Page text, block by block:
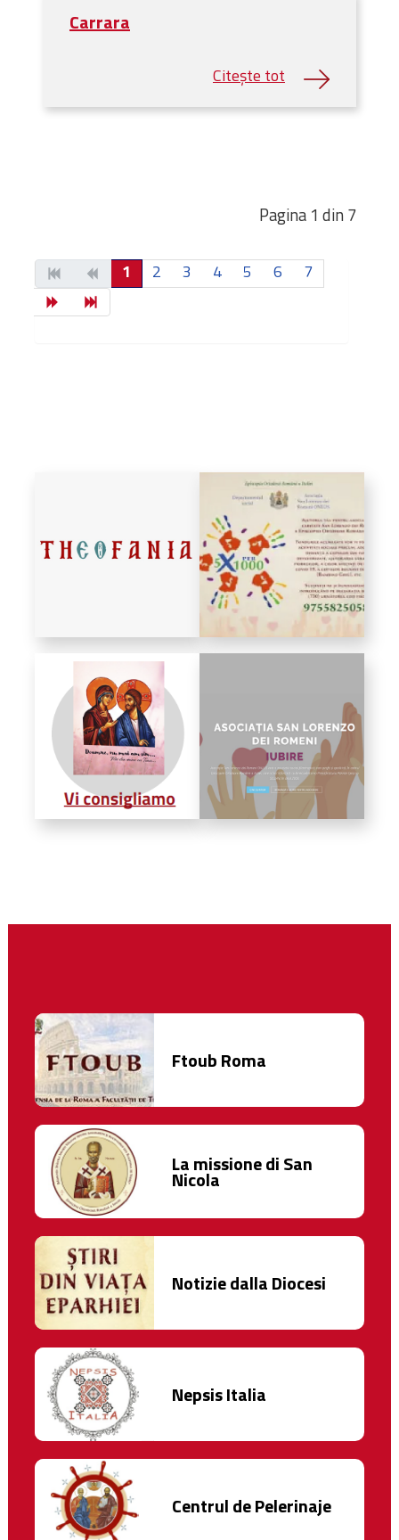
Carrara
Pagina 1 din 7
1 2 3 4 5 6 7
Ftoub Roma
La missione di San
Nicola
Notizie dalla Diocesi
Nepsis Italia
Centrul de Pelerinaje